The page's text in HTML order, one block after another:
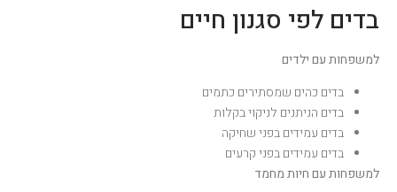
בדים לפי סגנון חיים
למשפחות עם ילדים
בדים כהים שמסתירים כתמים
בדים הניתנים לניקוי בקלות
בדים עמידים בפני שחיקה
בדים עמידים בפני קרעים
למשפחות עם חיות מחמד